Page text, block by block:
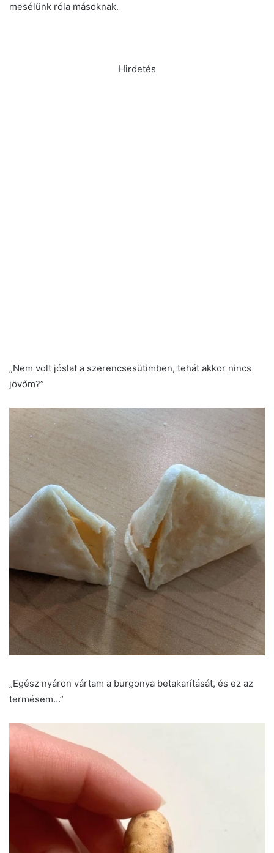
mesélünk róla másoknak.
Hirdetés
„Nem volt jóslat a szerencsesütimben, tehát akkor nincs
jövőm?”
„Egész nyáron vártam a burgonya betakarítását, és ez az
termésem…”